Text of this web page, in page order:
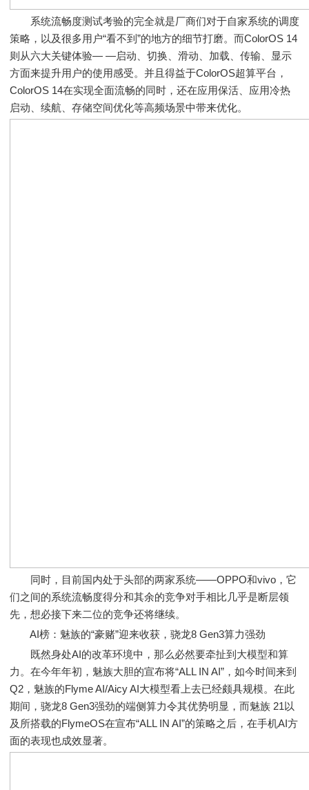
系统流畅度测试考验的完全就是厂商们对于自家系统的调度
策略，以及很多用户“看不到”的地方的细节打磨。而ColorOS 14
则从六大关键体验— —启动、切换、滑动、加载、传输、显示
方面来提升用户的使用感受。并且得益于ColorOS超算平台，
ColorOS 14在实现全面流畅的同时，还在应用保活、应用冷热
启动、续航、存储空间优化等高频场景中带来优化。
同时，目前国内处于头部的两家系统——OPPO和vivo，它
们之间的系统流畅度得分和其余的竞争对手相比几乎是断层领
先，想必接下来二位的竞争还将继续。
AI榜：魅族的“豪赌”迎来收获，骁龙8 Gen3算力强劲
既然身处AI的改革环境中，那么必然要牵扯到大模型和算
力。在今年年初，魅族大胆的宣布将“ALL IN AI”，如今时间来到
Q2，魅族的Flyme AI/Aicy AI大模型看上去已经颇具规模。在此
期间，骁龙8 Gen3强劲的端侧算力令其优势明显，而魅族 21以
及所搭载的FlymeOS在宣布“ALL IN AI”的策略之后，在手机AI方
面的表现也成效显著。